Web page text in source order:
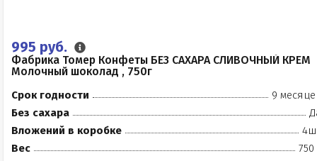
995 руб.
Фабрика Томер Конфеты БЕЗ САХАРА СЛИВОЧНЫЙ КРЕМ
Молочный шоколад , 750г
Срок годности
9
Без сахара
Вложений в коробке
Вес
750